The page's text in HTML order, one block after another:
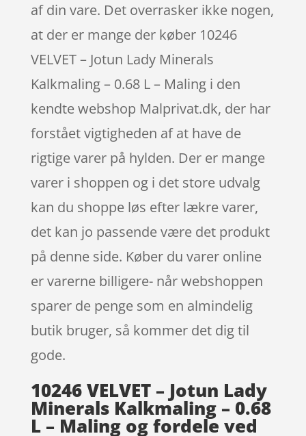
af din vare. Det overrasker ikke nogen,
at der er mange der køber 10246
VELVET – Jotun Lady Minerals
Kalkmaling – 0.68 L – Maling i den
kendte webshop Malprivat.dk, der har
forstået vigtigheden af at have de
rigtige varer på hylden. Der er mange
varer i shoppen og i det store udvalg
kan du shoppe løs efter lækre varer,
det kan jo passende være det produkt
på denne side. Køber du varer online
er varerne billigere- når webshoppen
sparer de penge som en almindelig
butik bruger, så kommer det dig til
gode.
10246 VELVET – Jotun Lady
Minerals Kalkmaling – 0.68
L – Maling og fordele ved